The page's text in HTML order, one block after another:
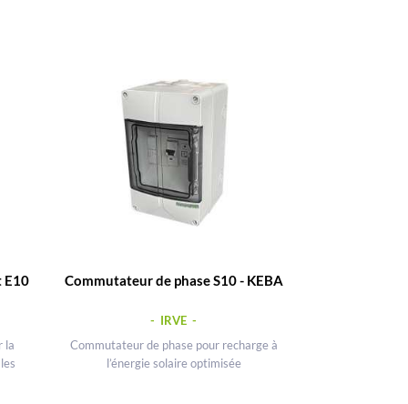
E10
la
Commutateur de phase S10 - KEBA
- IRVE -
Commutateur de phase pour recharge à
l’énergie solaire optimisée